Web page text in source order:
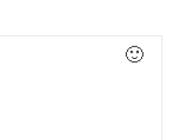
🙂